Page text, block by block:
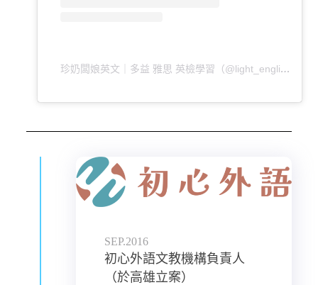
珍奶闆娘英文｜多益 雅思 英檢學習（@light_english666）分享的貼文
SEP.2016
初心外語文教機構負責人
（於高雄立案）